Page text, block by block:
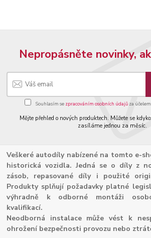
Nepropásněte novinky,
Souhlasím se zpracováním osobních údajůza
Mějte přehled o nových produktech. Můžete se
zasíláme jednou za měsíc.
Veškeré autodíly nabízené na tomto e-
historická vozidla. Jedná se o díly z
zásob, repasované díly i použité
Produkty splňují požadavky platné
výhradně k odborné montáži
kvalifikací.
Neodborná instalace může vést k
ohrožení bezpečnosti provozu nebo